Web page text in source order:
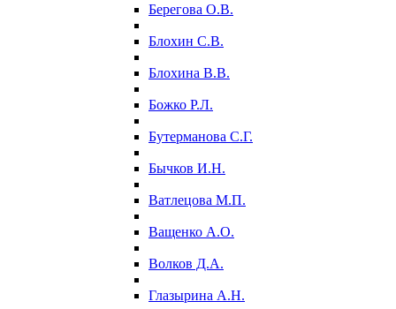
Берегова О.В.
Блохин С.В.
Блохина В.В.
Божко Р.Л.
Бутерманова С.Г.
Бычков И.Н.
Ватлецова М.П.
Ващенко А.О.
Волков Д.А.
Глазырина А.Н.